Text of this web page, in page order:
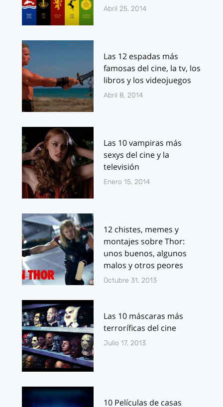
Abril 25, 2014
Las 12 espadas más
famosas del cine, la tv, los
libros y los videojuegos
Abril 8, 2014
Las 10 vampiras más
sexys del cine y la
televisión
Enero 15, 2014
12 chistes, memes y
montajes sobre Thor:
unos buenos, algunos
malos y otros peores
Octubre 31, 2013
Las 10 máscaras más
terroríficas del cine
Julio 17, 2013
10 Películas de casas